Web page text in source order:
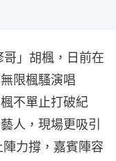
」胡楓，日前在
限楓騷演唱
不單止打破紀
人，現場更吸引
力撐，嘉賓陣容